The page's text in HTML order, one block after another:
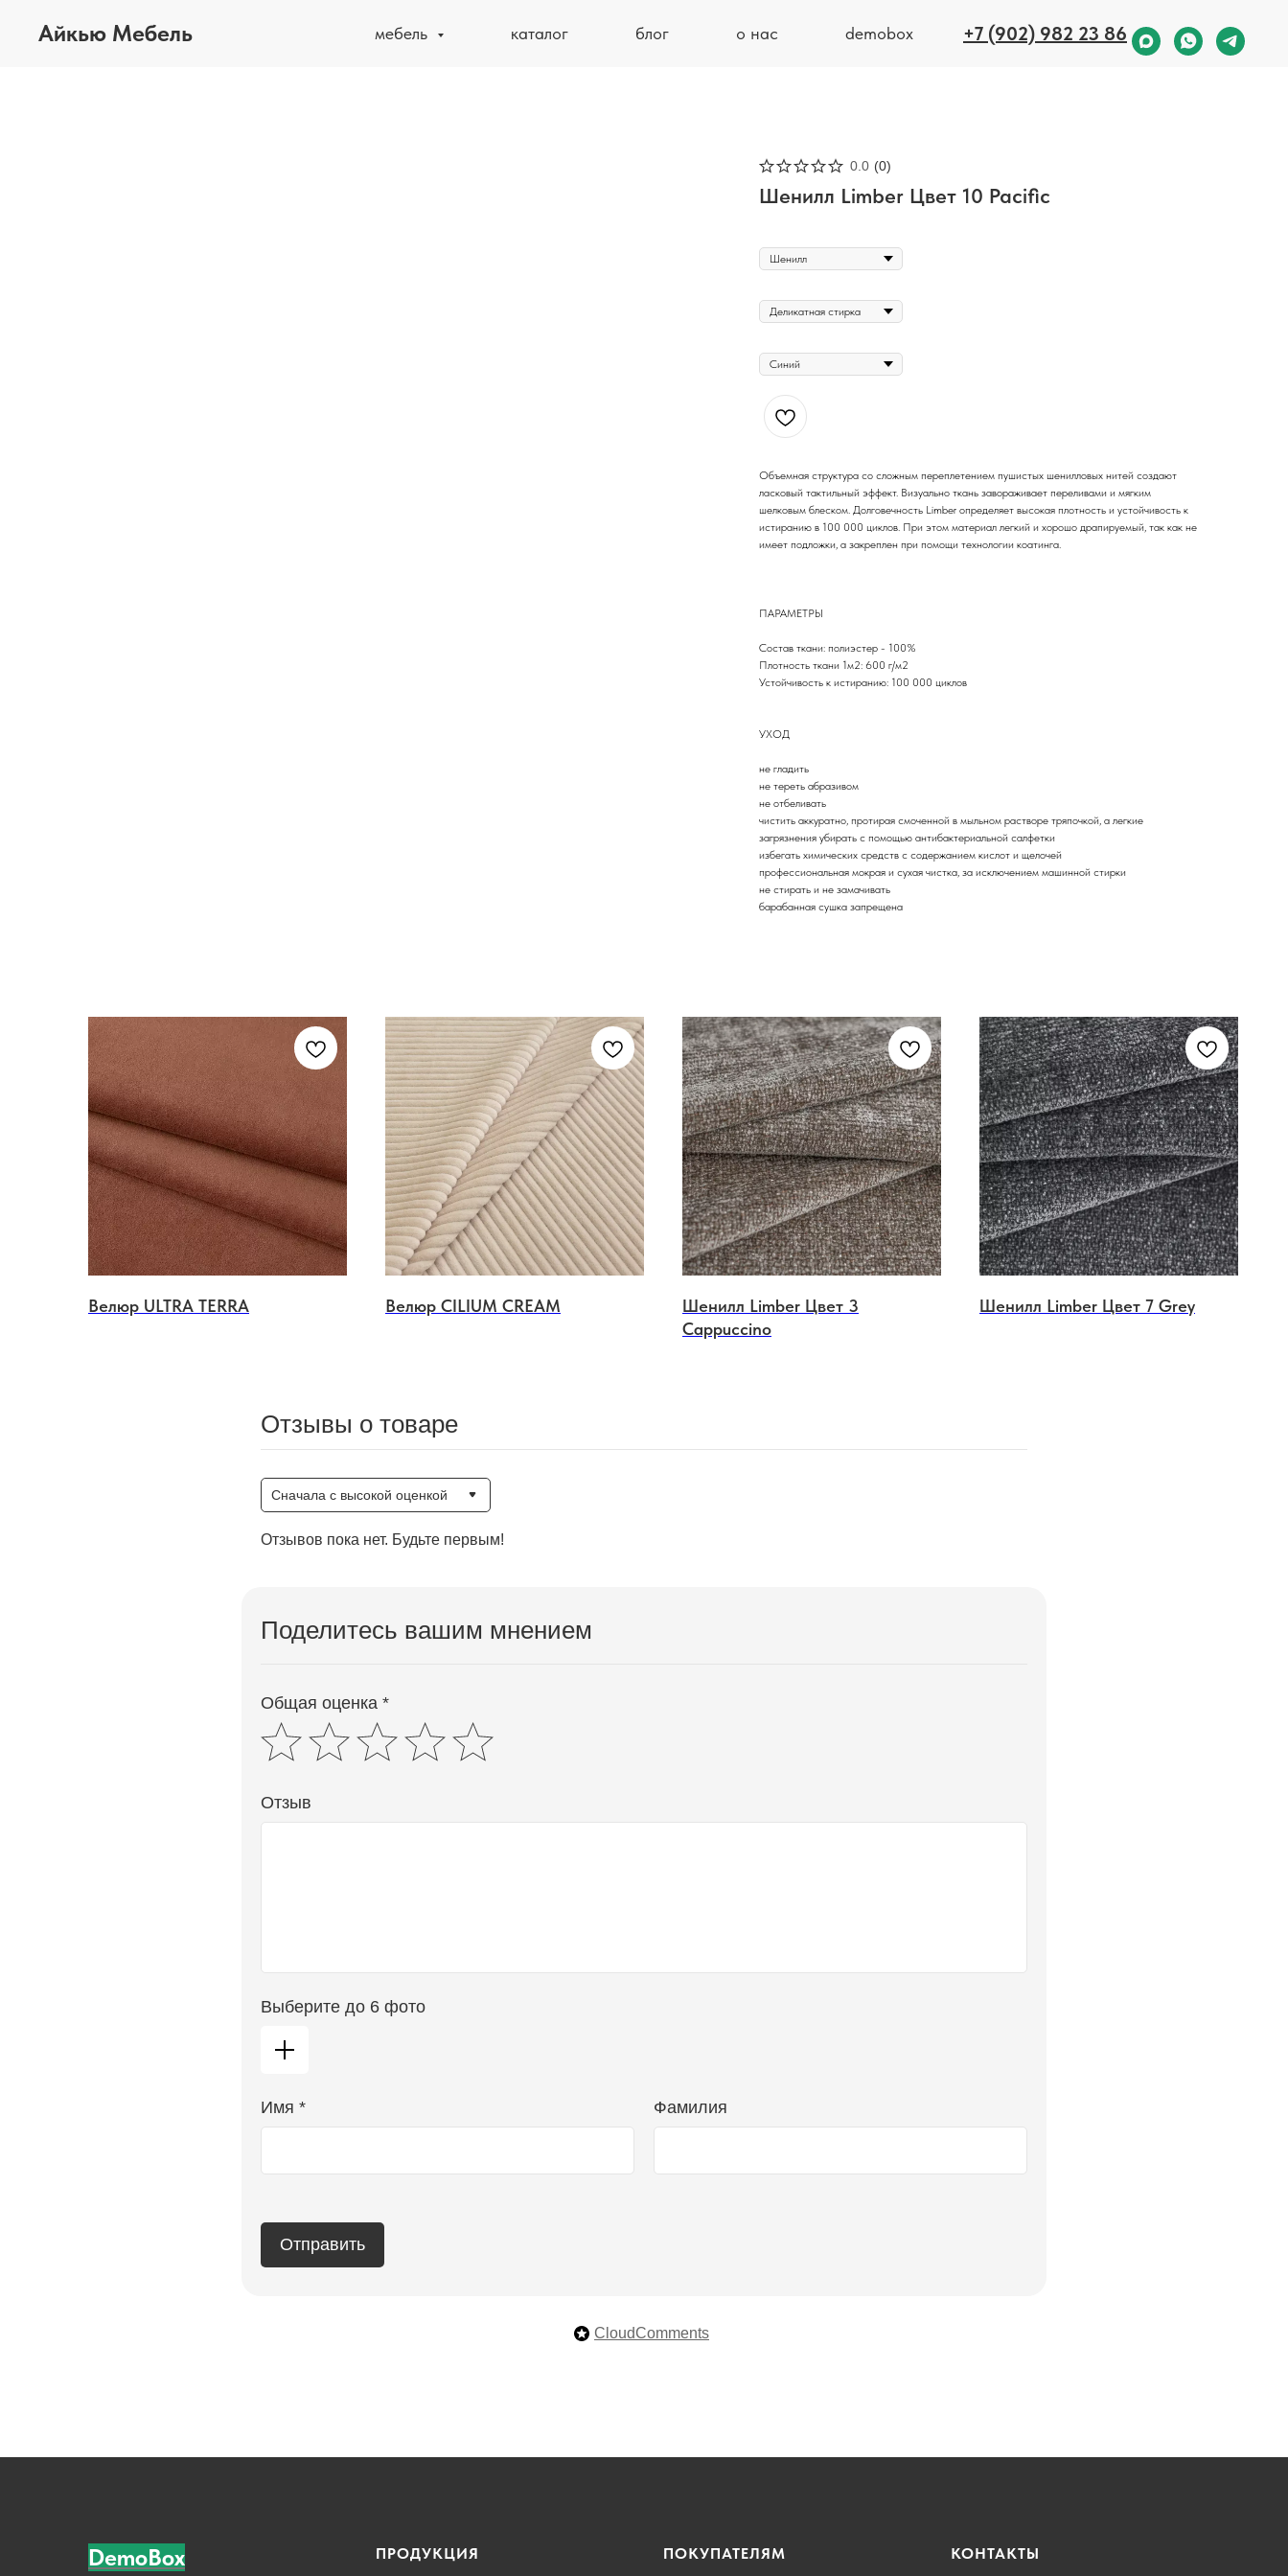
Айкью Мебель мебель каталог блог о нас demobox +7 (902) 982 23 86
0.0 (0)
Шенилл Limber Цвет 10 Pacific
Объемная структура со сложным переплетением пушистых шенилловых нитей создают
ласковый тактильный эффект. Визуально ткань завораживает переливами и мягким
шелковым блеском. Долговечность Limber определяет высокая плотность и устойчивость к
истиранию в 100 000 циклов. При этом материал легкий и хорошо драпируемый, так как не
имеет подложки, а закреплен при помощи технологии коатинга.
ПАРАМЕТРЫ
Состав ткани: полиэстер - 100%
Плотность ткани 1м2: 600 г/м2
Устойчивость к истиранию: 100 000 циклов
УХОД
не гладить
не тереть абразивом
не отбеливать
чистить аккуратно, протирая смоченной в мыльном растворе тряпочкой, а легкие
загрязнения убирать с помощью антибактериальной салфетки
избегать химических средств с содержанием кислот и щелочей
профессиональная мокрая и сухая чистка, за исключением машинной стирки
не стирать и не замачивать
барабанная сушка запрещена
Велюр ULTRA TERRA Велюр CILIUM CREAM
Шенилл Limber Цвет 3
Cappuccino
Шенилл Limber Цвет 7 Grey
Отзывы о товаре
Сначала с высокой оценкой
Отзывов пока нет. Будьте первым!
Поделитесь вашим мнением
Общая оценка *
Отзыв
Выберите до 6 фото
Имя * Фамилия
Отправить
CloudComments
DemoBox
ПРОДУКЦИЯ ПОКУПАТЕЛЯМ КОНТАКТЫ